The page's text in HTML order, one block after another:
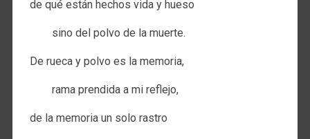
de qué están hechos vida y hueso
sino del polvo de la muerte.
De rueca y polvo es la memoria,
rama prendida a mi reflejo,
de la memoria un solo rastro